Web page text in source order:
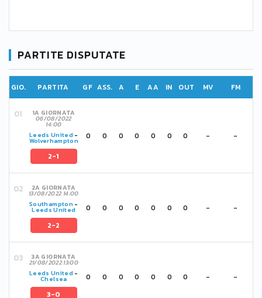
PARTITE DISPUTATE
GIO. PARTITA GF ASS. A E AA IN OUT MV FM
1A GIORNATA
06/08/2022
14:00
Leeds United -
Wolverhampton
2-1
0 0 0 0 0 0 0 - -
2A GIORNATA
13/08/2022 14:00
Southampton-
Leeds United
2-2
0 0 0 0 0 0 0 - -
3A GIORNATA
21/08/2022 13:00
Leeds United -
Chelsea
3-0
0 0 0 0 0 0 0 - -